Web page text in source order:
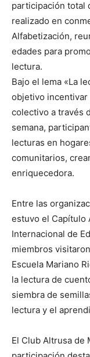
participación total
realizado en
Alfabetización,
edades para
lectura.
Bajo el lema «La
objetivo
colectivo a través
semana,
lecturas en
comunitarios,
enriquecedora.
Entre las
estuvo el Capítulo
Internacional de
miembros
Escuela Mariano
la lectura de
siembra de
lectura y el
El Club Altrusa de